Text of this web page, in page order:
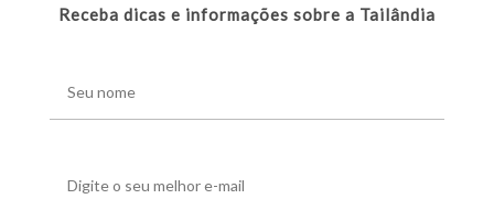
Receba dicas e informações sobre a Tailândia